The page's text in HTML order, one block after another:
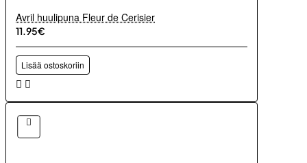
Avril huulipuna Fleur de Cerisier
11.95€
Lisää ostoskoriin